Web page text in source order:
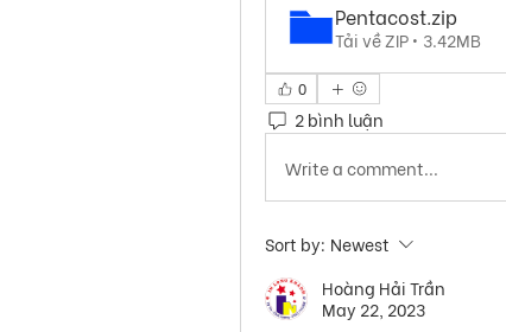
Pentacost .zip
Tải về ZIP • 3.42MB
0
2 bình luận
Write a comment...
Sort by: Newest
Hoàng Hải Trần
May 22, 2023